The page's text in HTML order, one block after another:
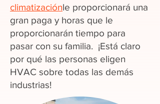
climatizaciónle proporcionará una
gran paga y horas que le
proporcionarán tiempo para
pasar con su familia. ¡Está claro
por qué las personas eligen
HVAC sobre todas las demás
industrias!